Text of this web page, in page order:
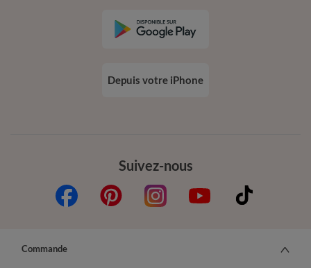
Suivez-nous
Depuis votre iPhone
Commande